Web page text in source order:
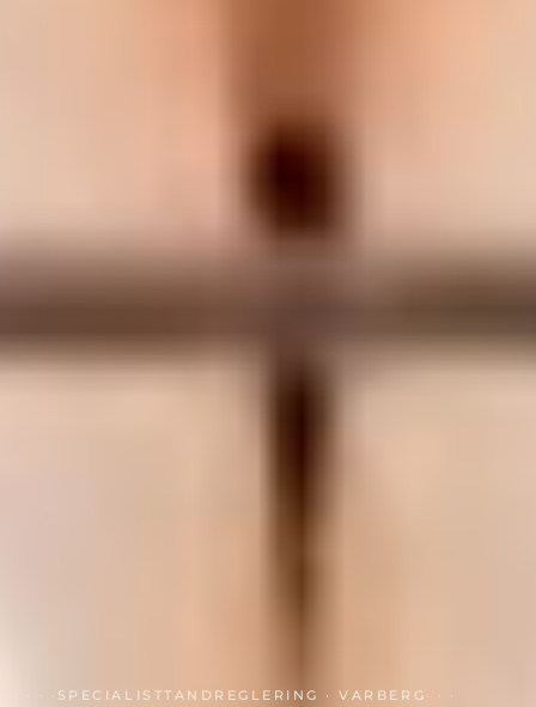
SPECIALISTTANDREGLERING · VARBERG